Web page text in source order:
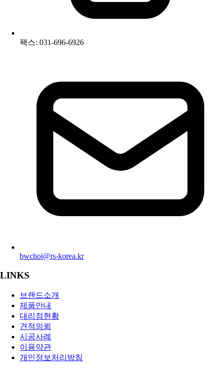
팩스: 031-696-6926
bwchoi@rs-korea.kr
LINKS
브랜드소개
제품안내
대리점현황
견적의뢰
시공사례
이용약관
개인정보처리방침